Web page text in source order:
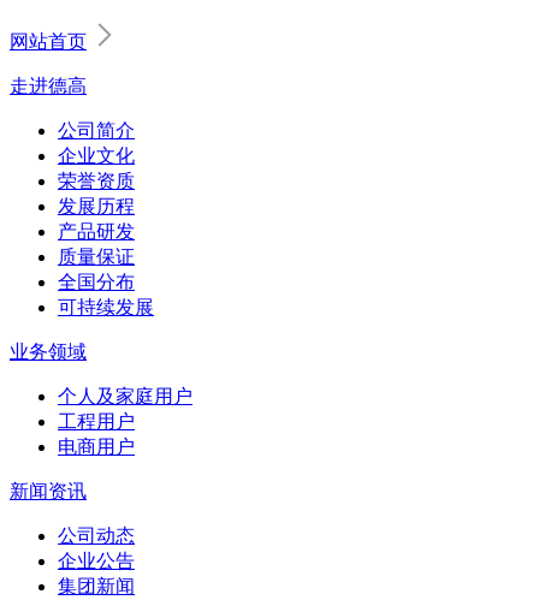
网站首页
走进德高
公司简介
企业文化
荣誉资质
发展历程
产品研发
质量保证
全国分布
可持续发展
业务领域
个人及家庭用户
工程用户
电商用户
新闻资讯
公司动态
企业公告
集团新闻